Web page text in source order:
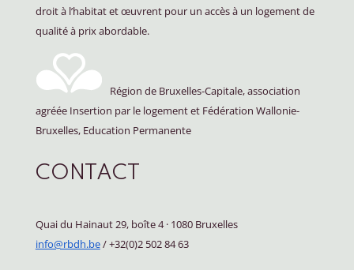
droit à l’habitat et œuvrent pour un accès à un logement de
qualité à prix abordable.
Région de Bruxelles-Capitale, association
agréée Insertion par le logement et Fédération Wallonie-
Bruxelles, Education Permanente
CONTACT
Quai du Hainaut 29, boîte 4·1080 Bruxelles
info@rbdh.be/ +32(0)2 502 84 63